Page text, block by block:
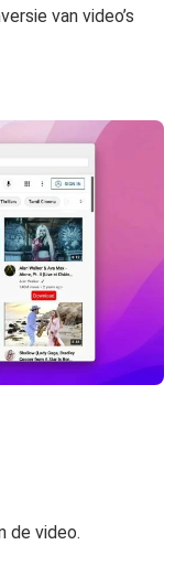
van video’s
de video.